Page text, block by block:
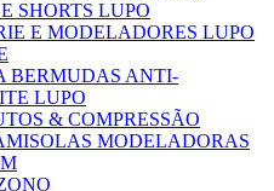
SHORTS LUPO
E MODELADORES LUPO
BERMUDAS ANTI-
LUPO
& COMPRESSÃO
MODELADORAS